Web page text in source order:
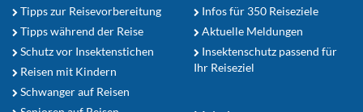
Tipps zur Reisevorbereitung
Tipps während der Reise
Schutz vor Insektenstichen
Reisen mit Kindern
Schwanger auf Reisen
Infos für 350 Reiseziele
Aktuelle Meldungen
Insektenschutz passend für
Ihr Reiseziel